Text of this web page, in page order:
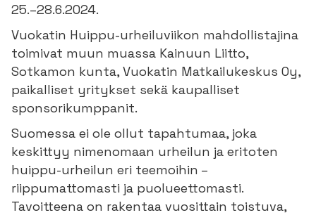
25.–28.6.2024.
Vuokatin Huippu-urheiluviikon mahdollistajina
toimivat muun muassa Kainuun Liitto,
Sotkamon kunta, Vuokatin Matkailukeskus Oy,
paikalliset yritykset sekä kaupalliset
sponsorikumppanit.
Suomessa ei ole ollut tapahtumaa, joka
keskittyy nimenomaan urheilun ja eritoten
huippu-urheilun eri teemoihin –
riippumattomasti ja puolueettomasti.
Tavoitteena on rakentaa vuosittain toistuva,